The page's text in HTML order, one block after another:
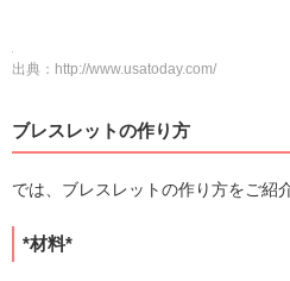
出典： http://www.usatoday.com/
ブレスレットの作り方
では、ブレスレットの作り方をご紹
*材料*